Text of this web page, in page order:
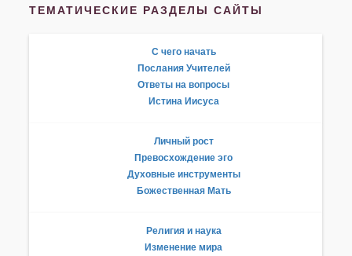
ТЕМАТИЧЕСКИЕ РАЗДЕЛЫ САЙТЫ
С чего начать
Послания Учителей
Ответы на вопросы
Истина Иисуса
Личный рост
Превосхождение эго
Духовные инструменты
Божественная Мать
Религия и наука
Изменение мира